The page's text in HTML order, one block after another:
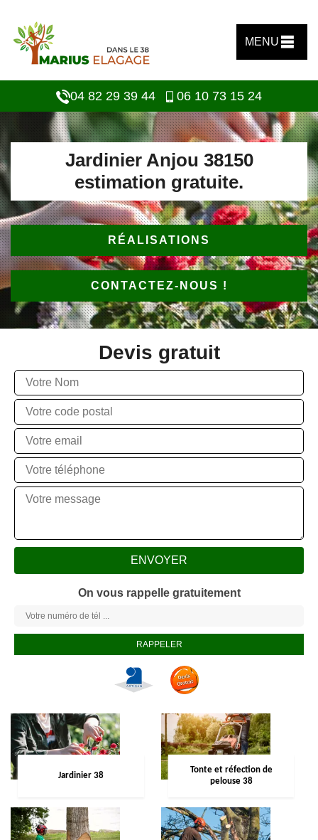
MENU
04 82 29 39 44 06 10 73 15 24
Jardinier Anjou 38150
estimation gratuite.
RÉALISATIONS
CONTACTEZ-NOUS !
Devis gratuit
On vous rappelle gratuitement
Jardinier 38
Tonte et réfection de
pelouse 38